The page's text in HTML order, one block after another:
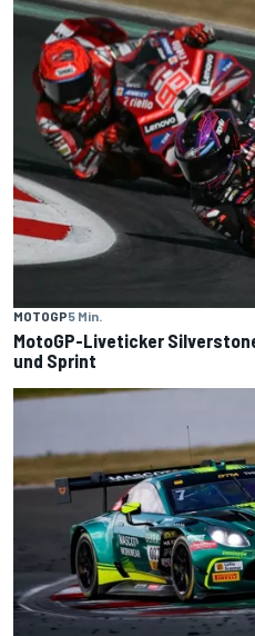
MOTOGP5 Min.
MotoGP-Liveticker
und Sprint